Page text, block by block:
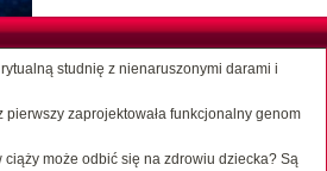
studnię z nienaruszonymi darami i
zaprojektowała funkcjonalny genom
ciąży może odbić się na zdrowiu dziecka? Są